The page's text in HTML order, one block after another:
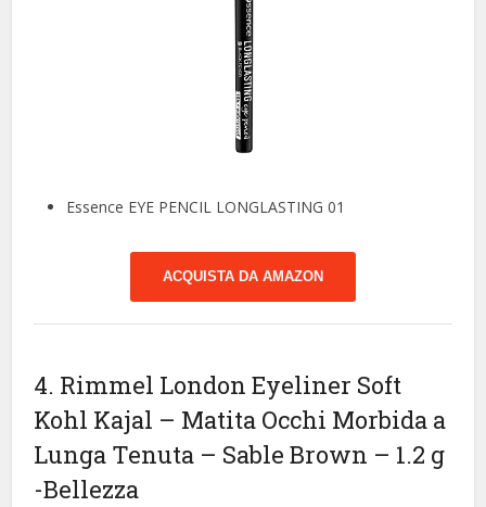
Essence EYE PENCIL LONGLASTING 01
ACQUISTA DA AMAZON
4. Rimmel London Eyeliner Soft
Kohl Kajal – Matita Occhi Morbida a
Lunga Tenuta – Sable Brown – 1.2 g
-Bellezza